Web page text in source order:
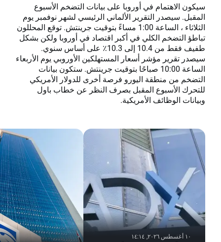
سيكون الاهتمام في أوروبا على بيانات التضخم الأسبوع
المقبل. سيصدر التقرير الألماني الرئيسي لشهر نوفمبر يوم
الثلاثاء ، الساعة 1:00 مساءً بتوقيت جرينتش. توقع المحللون
تباطؤ التضخم الكلي في أكبر اقتصاد في أوروبا ولكن بشكل
طفيف فقط من 10.4 إلى 10.3٪ على أساس سنوي.
سيصدر تقرير مؤشر أسعار المستهلكين الأوروبي يوم الأربعاء
الساعة 10:00 صباحًا بتوقيت جرينتش. ستكون بيانات
التضخم من منطقة اليورو فرصة أخرى للدولار الأمريكي
للتحرك الأسبوع المقبل بصرف النظر عن خطاب باول
وبيانات الوظائف الأمريكية.
١٠ أغسطس ٢٠٢٦, ١٤:١٤